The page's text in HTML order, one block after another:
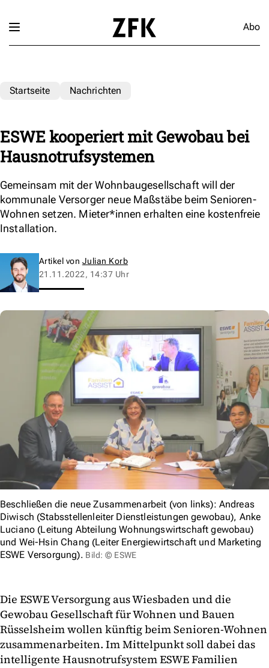
Abo
Startseite Nachrichten
ESWE kooperiert mit Gewobau bei
Hausnotrufsystemen
Gemeinsam mit der Wohnbaugesellschaft will der
kommunale Versorger neue Maßstäbe beim Senioren-
Wohnen setzen. Mieter*innen erhalten eine kostenfreie
Installation.
Artikel von Julian Korb
21.11.2022, 14:37 Uhr
Beschließen die neue Zusammenarbeit (von links): Andreas
Diwisch (Stabsstellenleiter Dienstleistungen gewobau), Anke
Luciano (Leitung Abteilung Wohnungswirtschaft gewobau)
und Wei-Hsin Chang (Leiter Energiewirtschaft und Marketing
ESWE Versorgung). Bild: © ESWE
Die ESWE Versorgung aus Wiesbaden und die
Gewobau Gesellschaft für Wohnen und Bauen
Rüsselsheim wollen künftig beim Senioren-Wohnen
zusammenarbeiten. Im Mittelpunkt soll dabei das
intelligente Hausnotrufsystem ESWE Familien